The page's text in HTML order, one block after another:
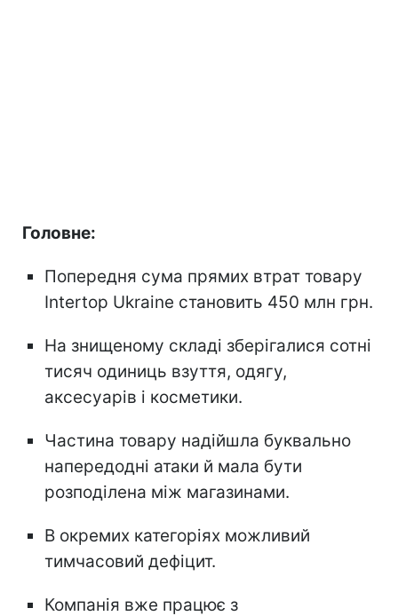
Головне:
Попередня сума прямих втрат товару
Intertop Ukraine становить 450 млн грн.
На знищеному складі зберігалися сотні
тисяч одиниць взуття, одягу,
аксесуарів і косметики.
Частина товару надійшла буквально
напередодні атаки й мала бути
розподілена між магазинами.
В окремих категоріях можливий
тимчасовий дефіцит.
Компанія вже працює з